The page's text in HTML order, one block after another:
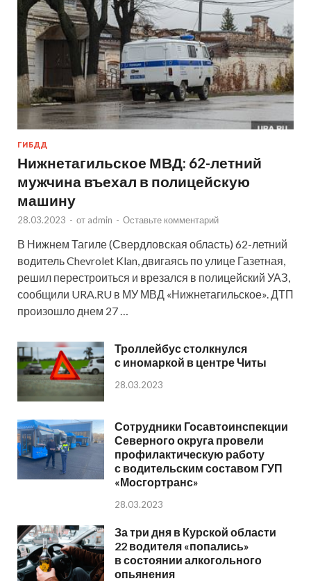
ГИБДД
Нижнетагильское МВД: 62-летний
мужчина въехал в полицейскую
машину
28.03.2023 - от admin - Оставьте комментарий
В Нижнем Тагиле (Свердловская область) 62-летний
водитель Chevrolet Klan, двигаясь по улице Газетная,
решил перестроиться и врезался в полицейский УАЗ,
сообщили URA.RU в МУ МВД «Нижнетагильское». ДТП
произошло днем 27 …
Троллейбус столкнулся
с иномаркой в центре Читы
28.03.2023
Сотрудники Госавтоинспекции
Северного округа провели
профилактическую работу
с водительским составом ГУП
«Мосгортранс»
28.03.2023
За три дня в Курской области
22 водителя «попались»
в состоянии алкогольного
опьянения